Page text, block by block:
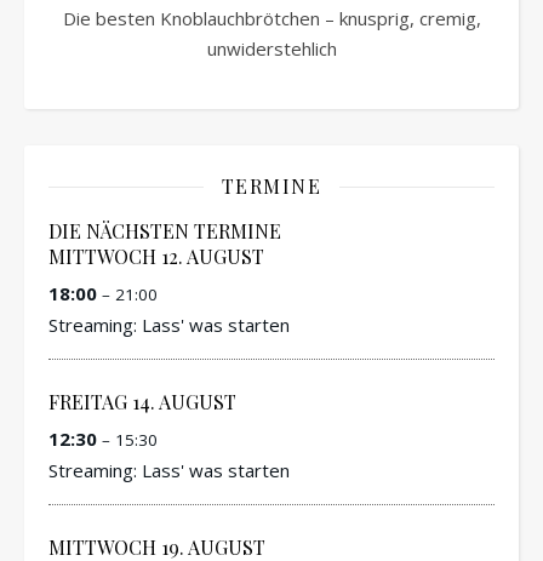
Die besten Knoblauchbrötchen – knusprig, cremig,
unwiderstehlich
TERMINE
DIE NÄCHSTEN TERMINE
MITTWOCH 12. AUGUST
18:00 – 21:00
Streaming: Lass' was starten
FREITAG 14. AUGUST
12:30 – 15:30
Streaming: Lass' was starten
MITTWOCH 19. AUGUST